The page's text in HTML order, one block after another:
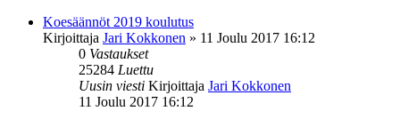
Koesäännöt 2019 koulutus
Kirjoittaja Jari Kokkonen » 11 Joulu 2017 16:12
0 Vastaukset
25284 Luettu
Uusin viesti Kirjoittaja Jari Kokkonen
11 Joulu 2017 16:12